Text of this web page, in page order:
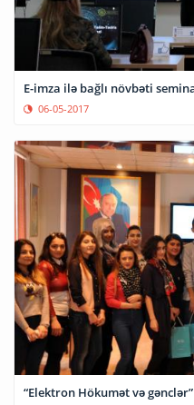
E-imza ilə bağlı növbəti
06-05-2017
“Elektron Hökumət və